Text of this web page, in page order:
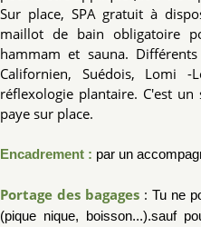
Sur place, SPA gratuit à
maillot de bain obligatoire
hammam et sauna.
Californien, Suédois, Lomi
réflexologie plantaire. C'est
paye sur place.
Encadrement : par un
Portage des bagages : Tu ne
(pique nique, boisson...).sauf